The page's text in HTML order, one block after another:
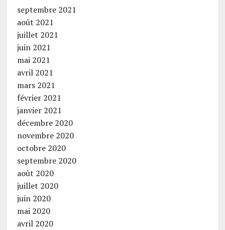
septembre 2021
août 2021
juillet 2021
juin 2021
mai 2021
avril 2021
mars 2021
février 2021
janvier 2021
décembre 2020
novembre 2020
octobre 2020
septembre 2020
août 2020
juillet 2020
juin 2020
mai 2020
avril 2020